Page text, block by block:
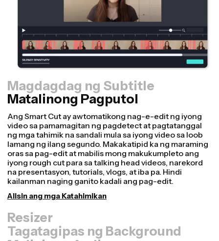
Magdagdag ng Subtitle
Matalinong Pagputol
Resizer
Gumawa ng mga video nang mas mabilis at mas
propesyonal gamit ang aming Resize Canvas feature!
Sa ilang mga click lamang, maaari kang kumuha ng
isang video at i-adjust ito para maging tamang laki para
sa iba't ibang platform, maging ito para sa TikTok,
Youtube, Instagram, Twitter, Linkedin, o kahit saan pa
man.
I-resize ang Video
Tagatagipas ng Background
Malinis na Audio